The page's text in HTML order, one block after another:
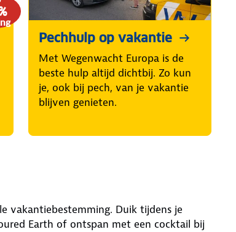
Pechhulp op vakantie
Met Wegenwacht Europa is de
beste hulp altijd dichtbij. Zo kun
je, ook bij pech, van je vakantie
blijven genieten.
vakantiebestemming. Duik tijdens je
Earth of ontspan met een cocktail bij